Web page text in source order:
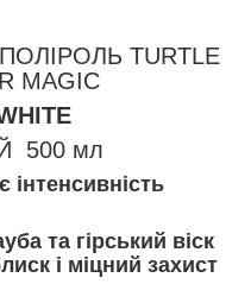
TURTLE
MAGIC
500 мл
віск
і міцний захист